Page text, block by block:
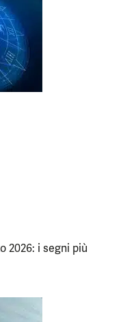
2026: i segni più